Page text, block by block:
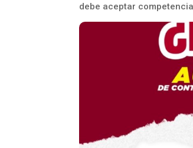
debe aceptar